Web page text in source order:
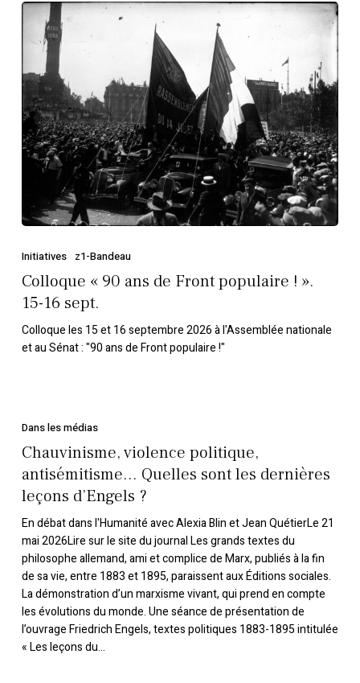
Colloque
ans
de
Front
populaire
! ».
15-
16
Initiatives z1-Bandeau
Colloque « 90 ans de Front populaire ! ».
15-16 sept.
Colloque les 15 et 16 septembre 2026 à l'Assemblée nationale
et au Sénat : "90 ans de Front populaire !"
violence
politique,
antisémitisme…
Quelles
sont
les
dernières
leçons
d’Engels ?
Dans les médias
Chauvinisme, violence politique,
antisémitisme… Quelles sont les dernières
leçons d’Engels ?
En débat dans l'Humanité avec Alexia Blin et Jean QuétierLe 21
mai 2026Lire sur le site du journal Les grands textes du
philosophe allemand, ami et complice de Marx, publiés à la fin
de sa vie, entre 1883 et 1895, paraissent aux Éditions sociales.
La démonstration d’un marxisme vivant, qui prend en compte
les évolutions du monde. Une séance de présentation de
l’ouvrage Friedrich Engels, textes politiques 1883-1895 intitulée
« Les leçons du…